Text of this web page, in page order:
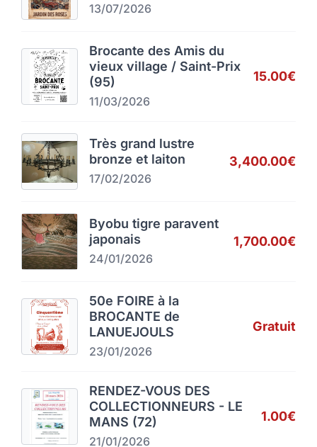
13/07/2026
Brocante des Amis du
vieux village / Saint-Prix
(95)
11/03/2026
15.00€
Très grand lustre
bronze et laiton
17/02/2026
3,400.00€
Byobu tigre paravent
japonais
24/01/2026
1,700.00€
50e FOIRE à la
BROCANTE de
LANUEJOULS
23/01/2026
Gratuit
RENDEZ-VOUS DES
COLLECTIONNEURS - LE
MANS (72)
21/01/2026
1.00€